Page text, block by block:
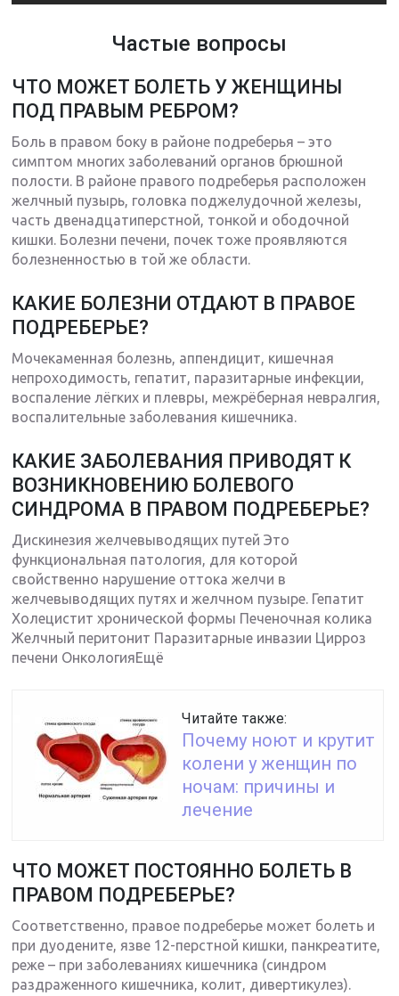
Частые вопросы
ЧТО МОЖЕТ БОЛЕТЬ У ЖЕНЩИНЫ
ПОД ПРАВЫМ РЕБРОМ?
Боль в правом боку в районе подреберья – это
симптом многих заболеваний органов брюшной
полости. В районе правого подреберья расположен
желчный пузырь, головка поджелудочной железы,
часть двенадцатиперстной, тонкой и ободочной
кишки. Болезни печени, почек тоже проявляются
болезненностью в той же области.
КАКИЕ БОЛЕЗНИ ОТДАЮТ В ПРАВОЕ
ПОДРЕБЕРЬЕ?
Мочекаменная болезнь, аппендицит, кишечная
непроходимость, гепатит, паразитарные инфекции,
воспаление лёгких и плевры, межрёберная невралгия,
воспалительные заболевания кишечника.
КАКИЕ ЗАБОЛЕВАНИЯ ПРИВОДЯТ К
ВОЗНИКНОВЕНИЮ БОЛЕВОГО
СИНДРОМА В ПРАВОМ ПОДРЕБЕРЬЕ?
Дискинезия желчевыводящих путей Это
функциональная патология, для которой
свойственно нарушение оттока желчи в
желчевыводящих путях и желчном пузыре. Гепатит
Холецистит хронической формы Печеночная колика
Желчный перитонит Паразитарные инвазии Цирроз
печени ОнкологияЕщё
Читайте также:
Почему ноют и крутит
колени у женщин по
ночам: причины и
лечение
ЧТО МОЖЕТ ПОСТОЯННО БОЛЕТЬ В
ПРАВОМ ПОДРЕБЕРЬЕ?
Соответственно, правое подреберье может болеть и
при дуодените, язве 12-перстной кишки, панкреатите,
реже – при заболеваниях кишечника (синдром
раздраженного кишечника, колит, дивертикулез).